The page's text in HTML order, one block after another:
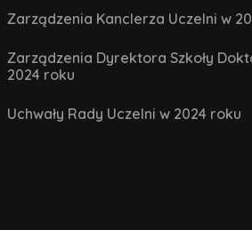
Zarządzenia Kanclerza Uczelni w
Zarządzenia Dyrektora Szkoły
2024 roku
Uchwały Rady Uczelni w 2024 roku